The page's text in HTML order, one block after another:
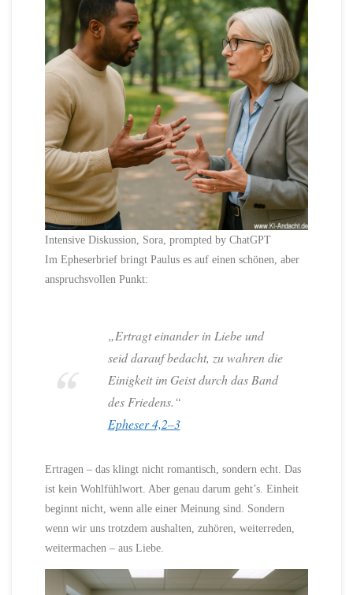
Intensive Diskussion, Sora, prompted by ChatGPT
Im Epheserbrief bringt Paulus es auf einen schönen, aber
anspruchsvollen Punkt:
„Ertragt einander in Liebe und
seid darauf bedacht, zu wahren die
Einigkeit im Geist durch das Band
des Friedens.“
Epheser 4,2–3
Ertragen – das klingt nicht romantisch, sondern echt. Das
ist kein Wohlfühlwort. Aber genau darum geht’s. Einheit
beginnt nicht, wenn alle einer Meinung sind. Sondern
wenn wir uns trotzdem aushalten, zuhören, weiterreden,
weitermachen – aus Liebe.